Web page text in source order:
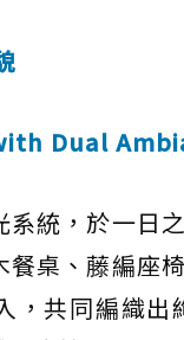
Dual
統，於一日
桌、藤編座
，共同編織